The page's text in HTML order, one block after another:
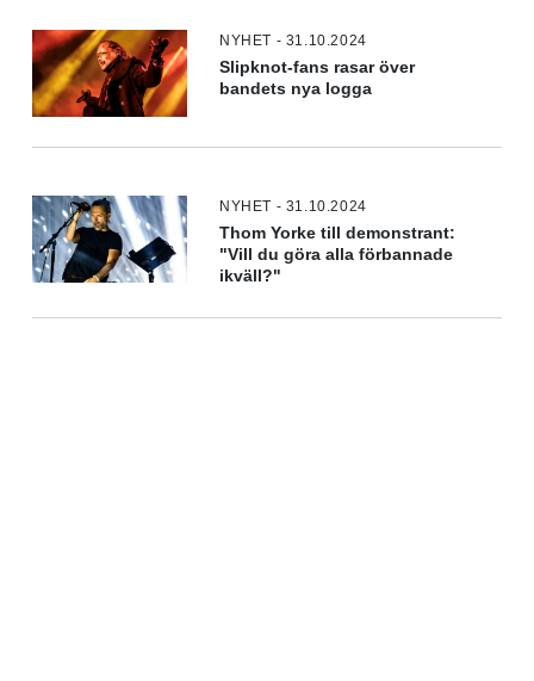
NYHET - 31.10.2024
Slipknot-fans rasar över
bandets nya logga
NYHET - 31.10.2024
Thom Yorke till demonstrant:
"Vill du göra alla förbannade
ikväll?"